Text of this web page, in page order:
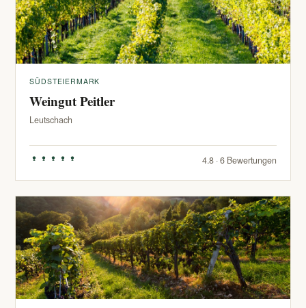
SÜDSTEIERMARK
Weingut Peitler
Leutschach
4.8 · 6 Bewertungen